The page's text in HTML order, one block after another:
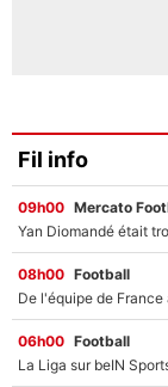
Fil info
09h00 Mercato
08h00 Football
06h00 Football